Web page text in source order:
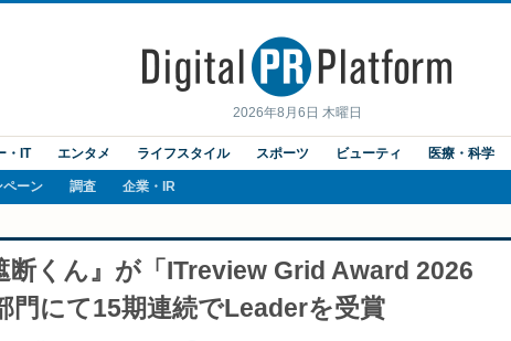
2026年8月6日 木曜日
・IT エンタメ ライフスタイル スポーツ ビューティ 医療・科学
ペーン 調査 企業・IR
断くん』が「ITreview Grid Award 2026
門にて15期連続でLeaderを受賞